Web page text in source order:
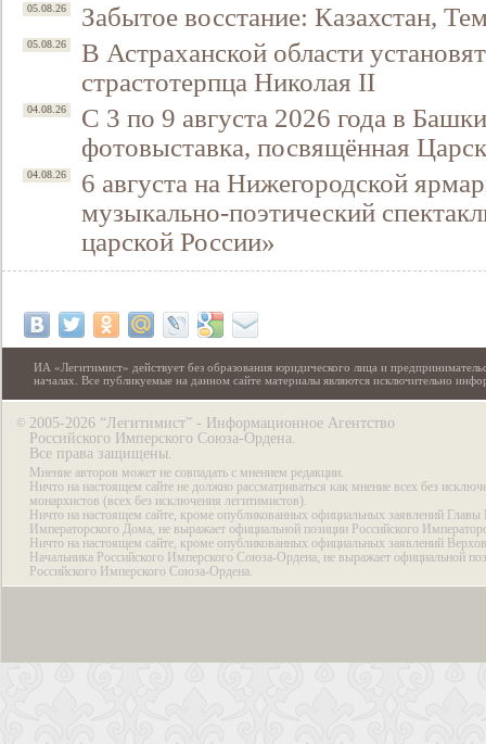
05.08.26 Забытое восстание: Казахстан,
05.08.26
В Астраханской области
страстотерпца Николая II
04.08.26
С 3 по 9 августа 2026 года в
фотовыставка, посвящённая
04.08.26
6 августа на Нижегородской
музыкально-поэтический
царской России»
Свидетельство
ИА «Легитимист» действует без образования юридического лица и
началах. Все публикуемые на данном сайте материалы являются исключительно
© 2005-2026 “Легитимист” - Информационное Агентство
Российского Имперского Союза-Ордена.
Все права защищены.
Мнение авторов может не совпадать с мнением редакции.
Ничто на настоящем сайте не должно рассматриваться как мнение всех без
монархистов (всех без исключения легитимистов).
Ничто на настоящем сайте, кроме опубликованных официальных заявлений Главы
Императорского Дома, не выражает официальной позиции Российского
Ничто на настоящем сайте, кроме опубликованных официальных заявлений
Начальника Российского Имперского Союза-Ордена, не выражает официальной
Российского Имперского Союза-Ордена.